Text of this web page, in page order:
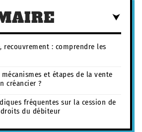
recouvrement : comprendre les
et étapes de la vente
créancier ?
fréquentes sur la cession de
du débiteur